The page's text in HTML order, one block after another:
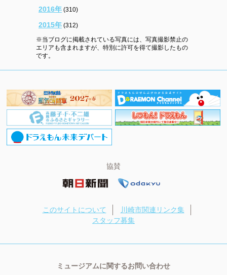
2016年 (310)
2015年 (312)
※当ブログに掲載されている写真には、写真撮影禁止の
エリアも含まれますが、特別に許可を得て撮影したもの
です。
協賛
このサイトについて
川崎市関連リンク集
スタッフ募集
ミュージアムに関するお問い合わせ